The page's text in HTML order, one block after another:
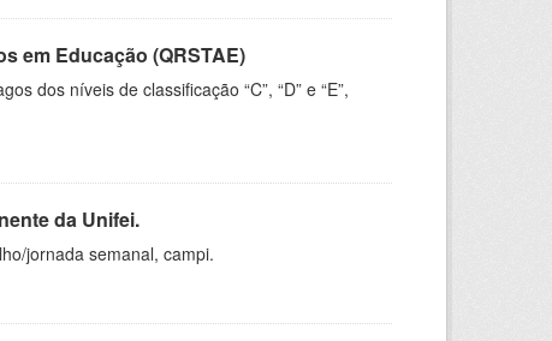
em Educação (QRSTAE)
dos níveis de classificação “C”, “D” e “E”,
da Unifei.
jornada semanal, campi.